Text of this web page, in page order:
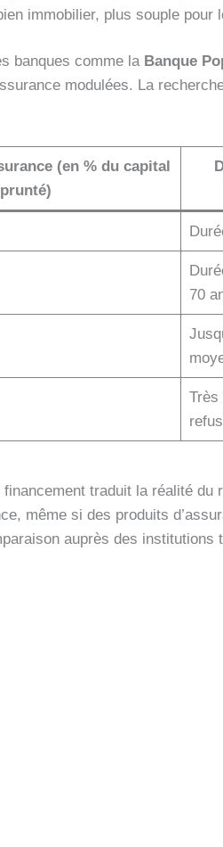
immobilier, plus souple pour
banques comme la Banque
modulées. La
(en % du capital
70
Très
traduit la réalité
même si des produits
auprès des